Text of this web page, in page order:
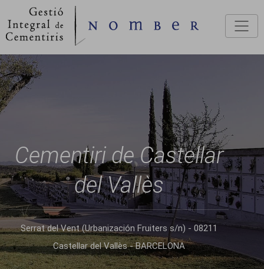
Cementiri de Castellar
del Vallès
Serrat del Vent (Urbanización Fruiters s/n) - 08211
Castellar del Vallès - BARCELONA